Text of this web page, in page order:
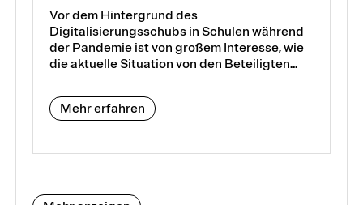
Vor dem Hintergrund des
Digitalisierungsschubs in Schulen während
der Pandemie ist von großem Interesse, wie
die aktuelle Situation von den Beteiligten...
Mehr erfahren